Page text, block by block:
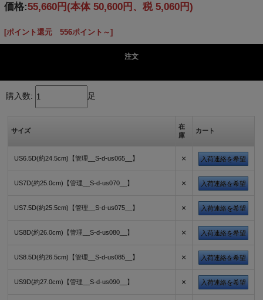
価格:55,660円 (本体 50,600円、税 5,060円)
[ポイント還元 556ポイント～]
注文
購入数: 足
サイズ
在
庫
カート
US6.5D(約24.5cm)【管理__S-d-us065__】 × 入荷連絡を希望
US7D(約25.0cm)【管理__S-d-us070__】 × 入荷連絡を希望
US7.5D(約25.5cm)【管理__S-d-us075__】 × 入荷連絡を希望
US8D(約26.0cm)【管理__S-d-us080__】 × 入荷連絡を希望
US8.5D(約26.5cm)【管理__S-d-us085__】 × 入荷連絡を希望
US9D(約27.0cm)【管理__S-d-us090__】 × 入荷連絡を希望